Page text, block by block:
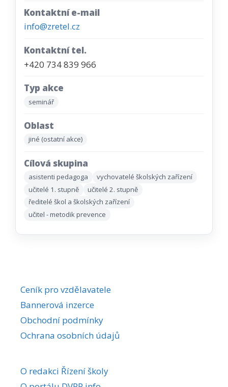
Kontaktní e-mail
info@zretel.cz
Kontaktní tel.
+420 734 839 966
Typ akce
seminář
Oblast
jiné (ostatní akce)
Cílová skupina
asistenti pedagoga
vychovatelé školských zařízení
učitelé 1. stupně
učitelé 2. stupně
ředitelé škol a školských zařízení
učitel - metodik prevence
Ceník pro vzdělavatele
Bannerová inzerce
Obchodní podmínky
Ochrana osobních údajů
O redakci Řízení školy